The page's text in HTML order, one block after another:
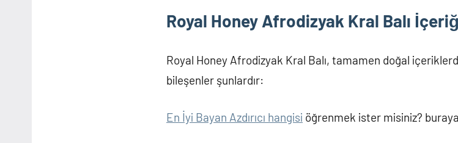
Royal Honey Afrodizyak Kral Balı
Royal Honey Afrodizyak Kral Balı, tamamen doğal
bileşenler şunlardır:
En İyi Bayan Azdırıcı hangisi öğrenmek ister misiniz? buraya